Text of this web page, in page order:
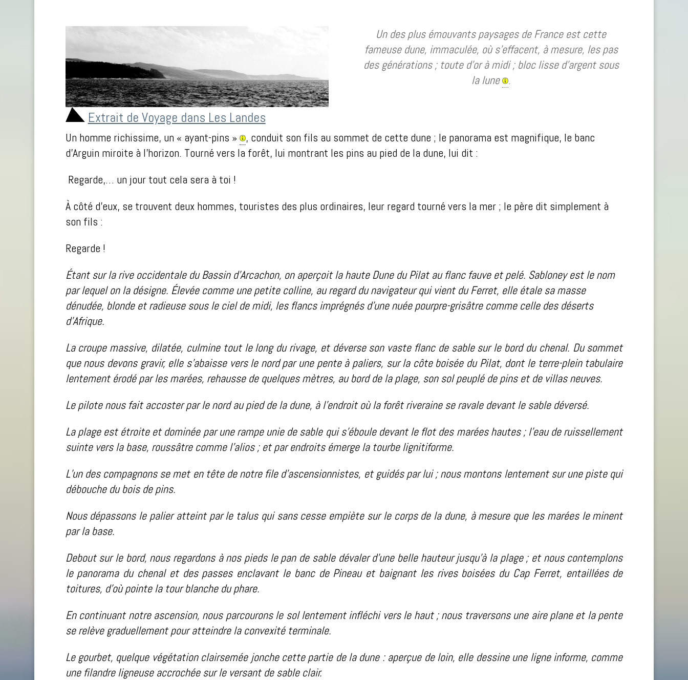
Un des plus émouvants paysages de France est cette
fameuse dune, immaculée, où s’effacent, à mesure, les pas
des générations ; toute d’or à midi ; bloc lisse d’argent sous
la lune
.
Extrait de Voyage dans Les Landes
Un homme richissime, un « ayant-pins » , conduit son fils au sommet de cette dune ; le panorama est magnifique, le banc
d’Arguin miroite à l’horizon. Tourné vers la forêt, lui montrant les pins au pied de la dune, lui dit :
Regarde,… un jour tout cela sera à toi !
À côté d’eux, se trouvent deux hommes, touristes des plus ordinaires, leur regard tourné vers la mer ; le père dit simplement à
son fils :
Regarde !
Étant sur la rive occidentale du Bassin d’Arcachon, on aperçoit la haute Dune du Pilat au flanc fauve et pelé. Sabloney est le nom
par lequel on la désigne. Élevée comme une petite colline, au regard du navigateur qui vient du Ferret, elle étale sa masse
dénudée, blonde et radieuse sous le ciel de midi, les flancs imprégnés d’une nuée pourpre-grisâtre comme celle des déserts
d’Afrique.
La croupe massive, dilatée, culmine tout le long du rivage, et déverse son vaste flanc de sable sur le bord du chenal. Du sommet
que nous devons gravir, elle s’abaisse vers le nord par une pente à paliers, sur la côte boisée du Pilat, dont le terre-plein tabulaire
lentement érodé par les marées, rehausse de quelques mètres, au bord de la plage, son sol peuplé de pins et de villas neuves.
Le pilote nous fait accoster par le nord au pied de la dune, à l’endroit où la forêt riveraine se ravale devant le sable déversé.
La plage est étroite et dominée par une rampe unie de sable qui s’éboule devant le flot des marées hautes ; l’eau de ruissellement
suinte vers la base, roussâtre comme l’alios ; et par endroits émerge la tourbe lignitiforme.
L’un des compagnons se met en tête de notre file d’ascensionnistes, et guidés par lui ; nous montons lentement sur une piste qui
débouche du bois de pins.
Nous dépassons le palier atteint par le talus qui sans cesse empiète sur le corps de la dune, à mesure que les marées le minent
par la base.
Debout sur le bord, nous regardons à nos pieds le pan de sable dévaler d’une belle hauteur jusqu’à la plage ; et nous contemplons
le panorama du chenal et des passes enclavant le banc de Pineau et baignant les rives boisées du Cap Ferret, entaillées de
toitures, d’où pointe la tour blanche du phare.
En continuant notre ascension, nous parcourons le sol lentement infléchi vers le haut ; nous traversons une aire plane et la pente
se relève graduellement pour atteindre la convexité terminale.
Le gourbet, quelque végétation clairsemée jonche cette partie de la dune : aperçue de loin, elle dessine une ligne informe, comme
une filandre ligneuse accrochée sur le versant de sable clair.